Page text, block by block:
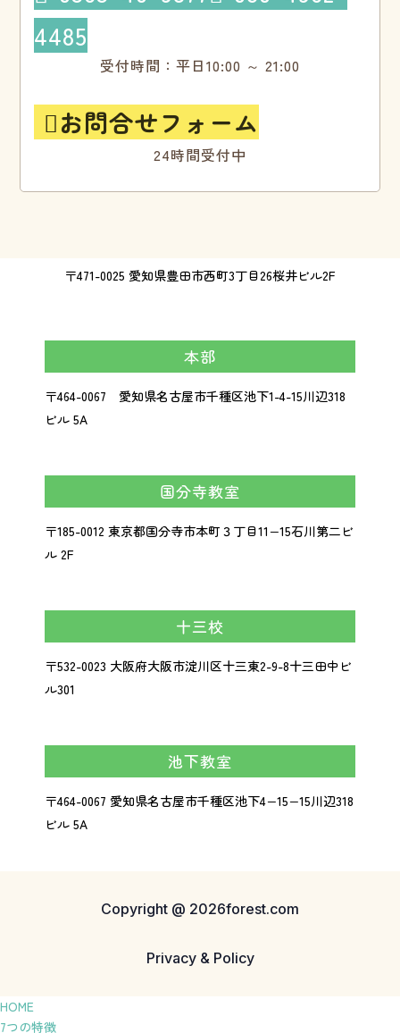
4485
受付時間：平日10:00 ～ 21:00
 お問合せフォーム
24時間受付中
〒471-0025 愛知県豊田市西町3丁目26桜井ビル2F
本部
〒464-0067 愛知県名古屋市千種区池下1-4-15川辺318
ビル 5A
国分寺教室
〒185-0012 東京都国分寺市本町３丁目11−15石川第二ビ
ル 2F
十三校
〒532-0023 大阪府大阪市淀川区十三東2-9-8十三田中ビ
ル301
池下教室
〒464-0067 愛知県名古屋市千種区池下4−15−15川辺318
ビル 5A
Copyright @ 2026forest.com
Privacy & Policy
HOME
7つの特徴